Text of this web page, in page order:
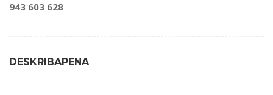
943 603 628
DESKRIBAPENA